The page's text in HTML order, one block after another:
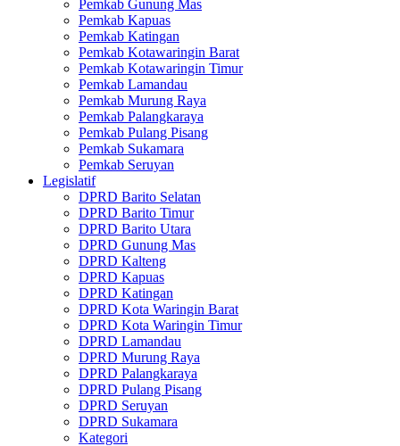
Pemkab Gunung Mas
Pemkab Kapuas
Pemkab Katingan
Pemkab Kotawaringin Barat
Pemkab Kotawaringin Timur
Pemkab Lamandau
Pemkab Murung Raya
Pemkab Palangkaraya
Pemkab Pulang Pisang
Pemkab Sukamara
Pemkab Seruyan
Legislatif
DPRD Barito Selatan
DPRD Barito Timur
DPRD Barito Utara
DPRD Gunung Mas
DPRD Kalteng
DPRD Kapuas
DPRD Katingan
DPRD Kota Waringin Barat
DPRD Kota Waringin Timur
DPRD Lamandau
DPRD Murung Raya
DPRD Palangkaraya
DPRD Pulang Pisang
DPRD Seruyan
DPRD Sukamara
Kategori